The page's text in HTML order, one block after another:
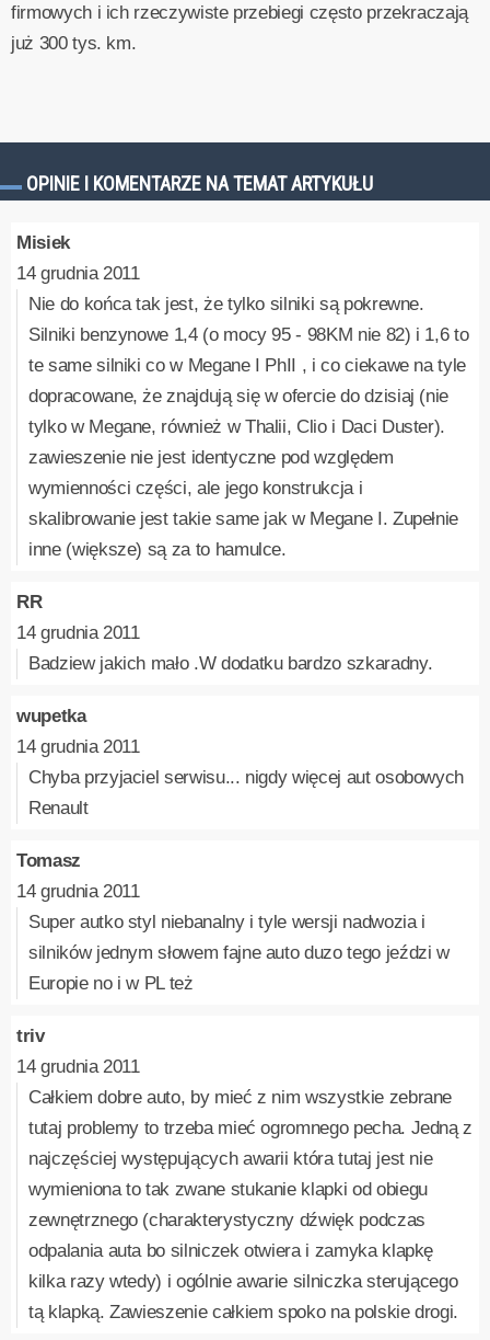
firmowych i ich rzeczywiste przebiegi często przekraczają
już 300 tys. km.
OPINIE I KOMENTARZE NA TEMAT ARTYKUŁU
Misiek
14 grudnia 2011
Nie do końca tak jest, że tylko silniki są pokrewne.
Silniki benzynowe 1,4 (o mocy 95 - 98KM nie 82) i 1,6 to
te same silniki co w Megane I PhII , i co ciekawe na tyle
dopracowane, że znajdują się w ofercie do dzisiaj (nie
tylko w Megane, również w Thalii, Clio i Daci Duster).
zawieszenie nie jest identyczne pod względem
wymienności części, ale jego konstrukcja i
skalibrowanie jest takie same jak w Megane I. Zupełnie
inne (większe) są za to hamulce.
RR
14 grudnia 2011
Badziew jakich mało .W dodatku bardzo szkaradny.
wupetka
14 grudnia 2011
Chyba przyjaciel serwisu... nigdy więcej aut osobowych
Renault
Tomasz
14 grudnia 2011
Super autko styl niebanalny i tyle wersji nadwozia i
silników jednym słowem fajne auto duzo tego jeździ w
Europie no i w PL też
triv
14 grudnia 2011
Całkiem dobre auto, by mieć z nim wszystkie zebrane
tutaj problemy to trzeba mieć ogromnego pecha. Jedną z
najczęściej występujących awarii która tutaj jest nie
wymieniona to tak zwane stukanie klapki od obiegu
zewnętrznego (charakterystyczny dźwięk podczas
odpalania auta bo silniczek otwiera i zamyka klapkę
kilka razy wtedy) i ogólnie awarie silniczka sterującego
tą klapką. Zawieszenie całkiem spoko na polskie drogi.